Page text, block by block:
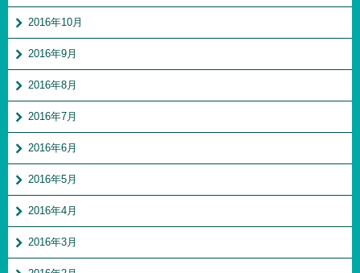
2016年10月
2016年9月
2016年8月
2016年7月
2016年6月
2016年5月
2016年4月
2016年3月